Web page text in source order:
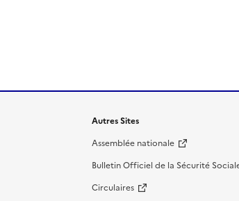
Autres Sites
Assemblée nationale
Bulletin Officiel de la Sécurité
Circulaires